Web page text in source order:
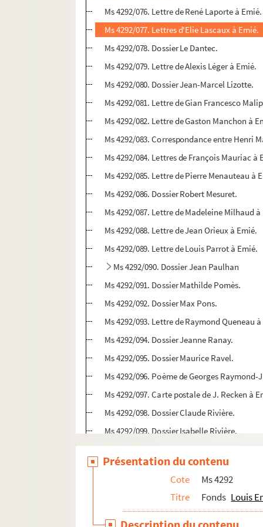
Ms 4292/076. Lettre de René Laporte à Emié.
Ms 4292/077. Lettres d'Elie Lascaux à Emié.
Ms 4292/078. Dossier Le Dantec.
Ms 4292/079. Lettre de Alexis Léger à Emié.
Ms 4292/080. Dossier Jean-Marcel Lizotte.
Ms 4292/081. Lettre de Gian Francesco
Ms 4292/082. Lettre de Gaston Manchon à
Ms 4292/083. Correspondance entre Henri
Ms 4292/084. Lettres de François Mauriac à
Ms 4292/085. Lettre de Pierre Menauteau à
Ms 4292/086. Dossier Robert Mesuret.
Ms 4292/087. Lettre de Madeleine Milhaud
Ms 4292/088. Lettre de Jean Orieux à Emié.
Ms 4292/089. Lettre de Louis Parrot à Emié.
Ms 4292/090. Dossier Jean Paulhan
Ms 4292/091. Dossier Mathilde Pomès.
Ms 4292/092. Dossier Max Pons.
Ms 4292/093. Lettre de Raymond Queneau
Ms 4292/094. Dossier Jeanne Ranay.
Ms 4292/095. Dossier Maurice Ravel.
Ms 4292/096. Poème de Georges
Ms 4292/097. Carte postale de J. Recken à
Ms 4292/098. Dossier Claude Rivière.
Ms 4292/099. Dossier Isabelle Rivière.
Ms 4292/100. Lettres de la Duchesse de la
Ms 4292/101. Lettre de Colette Rodde à
Ms 4292/102. Dossier Joaquin Rodrigo.
Ms 4292/103. Enveloppe d'une lettre René
Ms 4292/104. Dossier Jean RousseLot.
Présentation du contenu
Cote
Ms 4292
Titre
Fonds Louis